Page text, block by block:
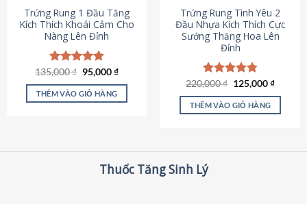
được
chọn
trên
trang
sản
phẩm
Trứng Rung 1 Đầu Tăng
Kích Thích Khoái Cảm Cho
Nàng Lên Đỉnh
Được xếp
hạng4.87
5 sao
135,000₫ Giá
gốc
là:
135,000 ₫.
95,000₫Giá
tại
THÊM VÀO GIỎ HÀNG
Trứng Rung Tình Yêu 2
Đầu Nhựa Kích Thích Cực
Sướng Thăng Hoa Lên
Đỉnh
Được xếp
hạng4.79
5 sao
220,000₫ Giá
là:
220,000 ₫.
125,000₫Giá
tại
THÊM VÀO GIỎ HÀNG
Thuốc Tăng Sinh Lý